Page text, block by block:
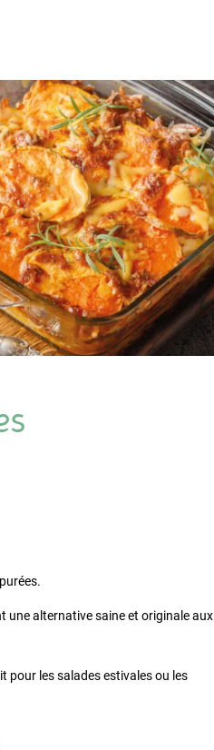
alternative saine et originale aux
pour les salades estivales ou les